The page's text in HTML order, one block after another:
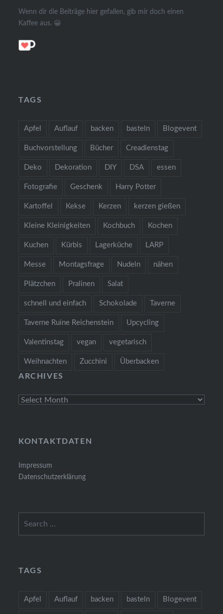
Wenn dir die Beiträge hier gefallen, gib mir doch einen
Kaffee aus. 😀
TAGS
Apfel Auflauf backen basteln Blogevent
Buchvorstellung Bücher Creadienstag
Deko Dekoration DIY DSA essen
Fotografie Geschenk Harry Potter
Kartoffel Kekse Kerzen kerzen gießen
Kleine Kleinigkeiten Kochbuch Kochen
Kuchen Kürbis Lagerküche LARP
Messe Montagsfrage Nudeln nähen
Plätzchen Pralinen Salat
schnell und einfach Schokolade Taverne
Taverne Ruine Reichenstein Upcycling
Valentinstag vegan vegetarisch
Weihnachten Zucchini Überbacken
ARCHIVES
Archives
KONTAKTDATEN
Impressum
Datenschutzerklärung
TAGS
Apfel Auflauf backen basteln Blogevent